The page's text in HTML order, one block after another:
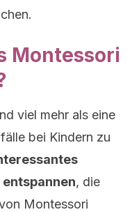
Montessori
viel mehr als eine
bei Kindern zu
, die
Montessori